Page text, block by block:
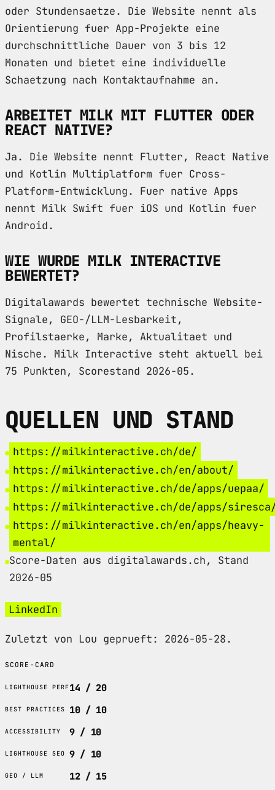
oder Stundensaetze. Die Website nennt als
Orientierung fuer App-Projekte eine
durchschnittliche Dauer von 3 bis 12
Monaten und bietet eine individuelle
Schaetzung nach Kontaktaufnahme an.
ARBEITET MILK MIT FLUTTER ODER
REACT NATIVE?
Ja. Die Website nennt Flutter, React Native
und Kotlin Multiplatform fuer Cross-
Platform-Entwicklung. Fuer native Apps
nennt Milk Swift fuer iOS und Kotlin fuer
Android.
WIE WURDE MILK INTERACTIVE
BEWERTET?
Digitalawards bewertet technische Website-
Signale, GEO-/LLM-Lesbarkeit,
Profilstaerke, Marke, Aktualitaet und
Nische. Milk Interactive steht aktuell bei
75 Punkten, Scorestand 2026-05.
QUELLEN UND STAND
https://milkinteractive.ch/de/
https://milkinteractive.ch/en/about/
https://milkinteractive.ch/de/apps/uepaa/
https://milkinteractive.ch/de/apps/
https://milkinteractive.ch/en/apps/heavy-
mental/
Score-Daten aus digitalawards.ch, Stand
2026-05
LinkedIn
Zuletzt von Lou geprueft: 2026-05-28.
SCORE-CARD
LIGHTHOUSE PERF14 / 20
BEST PRACTICES 10 / 10
ACCESSIBILITY 9 / 10
LIGHTHOUSE SEO 9 / 10
GEO / LLM 12 / 15